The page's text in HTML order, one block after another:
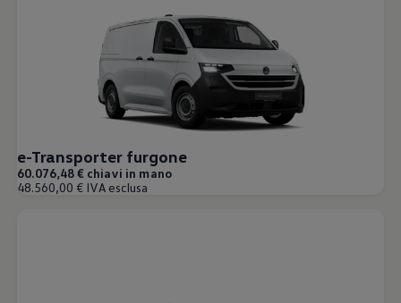
Listini e Dati tecnici
Veicoli in pronta consegna
Mobilità elettrica e Ibrida Plug-In
Guida sui veicoli elettrici e sulle batterie
Veicoli elettrici
Soluzioni di ricarica e autonomia
Simulatore del tempo di ricarica
Simulatore dell’autonomia
Ricarica domestica
Ricarica in movimento
Accessori per la ricarica
e-Transporter furgone
60.076,48 € chiavi in mano
48.560,00 € IVA esclusa